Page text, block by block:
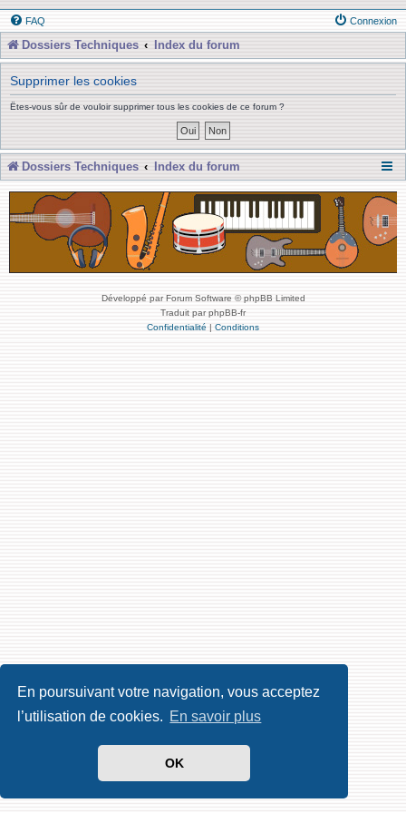
En poursuivant votre navigation, vous acceptez
l’utilisation de cookies. En savoir plus
OK
FAQ Connexion
Dossiers Techniques Index du forum
Supprimer les cookies
Êtes-vous sûr de vouloir supprimer tous les cookies de ce forum ?
Dossiers Techniques Index du forum
Développé par Forum Software © phpBB Limited
Traduit par phpBB-fr
Confidentialité | Conditions